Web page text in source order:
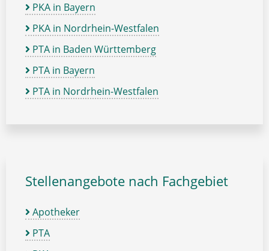
PKA in Bayern
PKA in Nordrhein-Westfalen
PTA in Baden Württemberg
PTA in Bayern
PTA in Nordrhein-Westfalen
Stellenangebote nach Fachgebiet
Apotheker
PTA